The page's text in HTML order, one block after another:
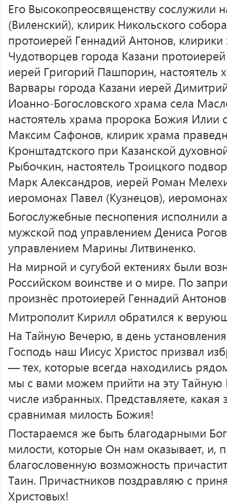
Его Высокопреосвященству сослужили
(Виленский), клирик Никольского
протоиерей Геннадий Антонов,
Чудотворцев города Казани
иерей Григорий Пашпорин, настоятель
Варвары города Казани иерей
Иоанно-Богословского храма села
настоятель храма пророка Божия Илии
Максим Сафонов, клирик храма
Кронштадтского при Казанской
Рыбочкин, настоятель Троицкого
Марк Александров, иерей Роман
иеромонах Павел (Кузнецов),
Богослужебные песнопения
мужской под управлением Дениса
управлением Марины Литвиненко.
На мирной и сугубой ектениях были
Российском воинстве и о мире. По
произнёс протоиерей Геннадий
Митрополит Кирилл обратился к
На Тайную Вечерю, в день установления
Господь наш Иисус Христос призвал
— тех, которые всегда находились
мы с вами можем прийти на эту Тайную
числе избранных. Представляете, какая
сравнимая милость Божия!
Постараемся же быть благодарными
милости, которые Он нам оказывает, и,
благословенную возможность
Таин. Причастников поздравляю с
Христовых!